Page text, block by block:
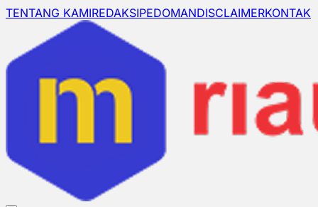
TENTANG KAMIREDAKSIPEDOMANDISCLAIMERKONTAK